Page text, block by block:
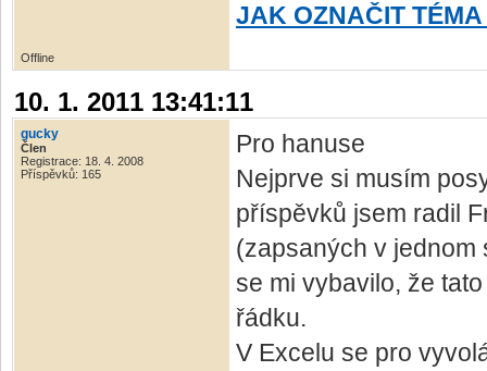
JAK OZNAČIT TÉMA
Offline
10. 1. 2011 13:41:11
gucky
Člen
Registrace: 18. 4. 2008
Příspěvků: 165
Pro hanuse
Nejprve si musím
příspěvků jsem radil
(zapsaných v jednom
se mi vybavilo, že
řádku.
V Excelu se pro